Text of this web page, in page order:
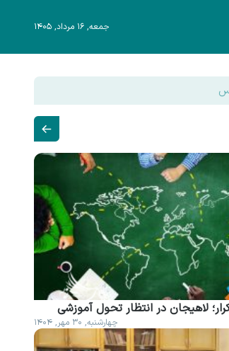
جمعه, ۱۶ مرداد, ۱۴۰۵
لاهیجان در انتظار تحول آموزشی
چهارشنبه, ۳۰ مهر, ۱۴۰۴